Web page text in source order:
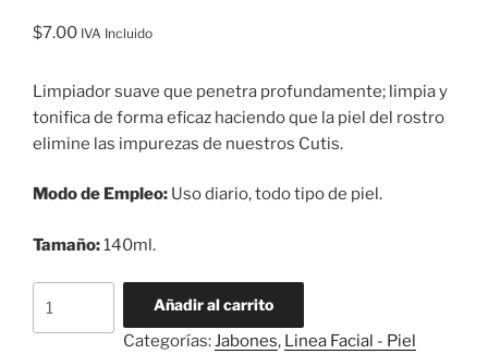
$7.00 IVA Incluido
Limpiador suave que penetra profundamente; limpia y
tonifica de forma eficaz haciendo que la piel del rostro
elimine las impurezas de nuestros Cutis.
Modo de Empleo: Uso diario, todo tipo de piel.
Tamaño:140ml.
Líquido
Añadir al carrito
Categorías:Jabones, Linea Facial - Piel